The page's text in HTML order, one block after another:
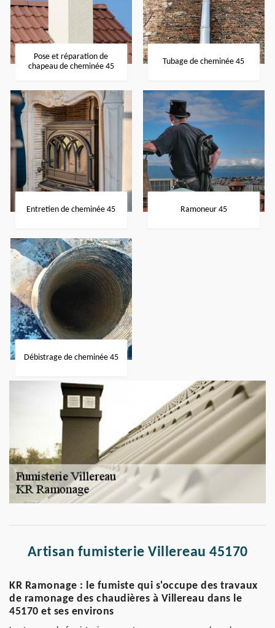
Pose et réparation de
chapeau de cheminée 45
Tubage de cheminée 45
Entretien de cheminée 45 Ramoneur 45
Débistrage de cheminée 45
Artisan fumisterie Villereau 45170
KR Ramonage : le fumiste qui s'occupe des travaux
de ramonage des chaudières à Villereau dans le
45170 et ses environs